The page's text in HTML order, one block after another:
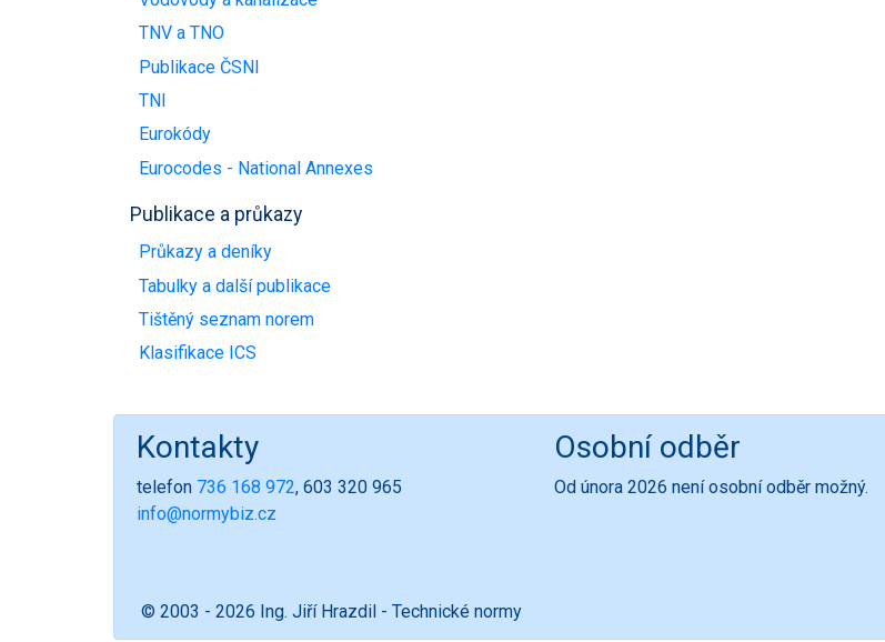
TNV a TNO
Publikace ČSNI
TNI
Eurokódy
Eurocodes - National Annexes
Publikace a průkazy
Průkazy a deníky
Tabulky a další publikace
Tištěný seznam norem
Klasifikace ICS
Kontakty
telefon 736 168 972, 603 320 965
info@normybiz.cz
Osobní odběr
Od února 2026 není osobní odběr možný.
© 2003 - 2026 Ing. Jiří Hrazdil - Technické normy